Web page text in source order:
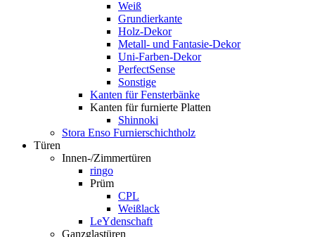
Weiß
Grundierkante
Holz-Dekor
Metall- und Fantasie-Dekor
Uni-Farben-Dekor
PerfectSense
Sonstige
Kanten für Fensterbänke
Kanten für furnierte Platten
Shinnoki
Stora Enso Furnierschichtholz
Türen
Innen-/Zimmertüren
ringo
Prüm
CPL
Weißlack
LeYdenschaft
Ganzglastüren